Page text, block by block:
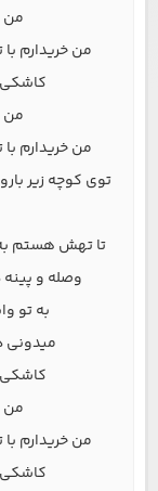
من
من خریدارم با
کاشکی
من
من خریدارم با
توی کوچه زیر
تا تهش هستم
وصله و
به تو
کاشکی
من
من خریدارم با
کاشکی